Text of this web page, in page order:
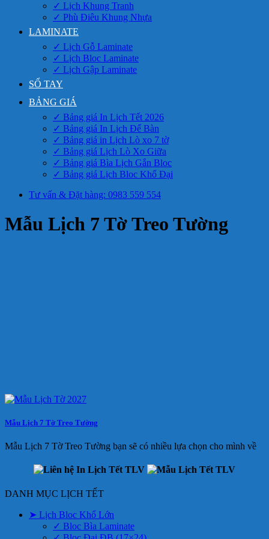
✓ Lịch Khung Tranh
✓ Phù Điêu Khung Nhựa
LAMINATE
✓ Lịch Gỗ Laminate
✓ Lịch Bloc Laminate
✓ Lịch Gập Laminate
SỔ TAY
BẢNG GIÁ
✓ Bảng giá In Lịch Tết 2026
✓ Bảng giá In Lịch Để Bàn
✓ Bảng giá in Lịch Lò xo 7 tờ
✓ Bảng giá Lịch Lò Xo Giữa
✓ Bảng giá Bìa Lịch Gắn Bloc
✓ Bảng giá Lịch Bloc Khổ Đại
Tư vấn & Đặt hàng: 0983 559 554
Mẫu Lịch 7 Tờ Treo Tường
Mẫu Lịch 7 Tờ Treo Tường
Mẫu Lịch 7 Tờ Treo Tường bạn sẽ có nhiều lựa chọn cho mình về
DANH MỤC LỊCH TẾT
➤ Lịch Bloc Khổ Lớn
✓ Bloc Bìa Laminate